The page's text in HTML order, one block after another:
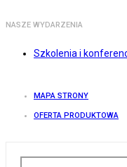
NASZE WYDARZENIA
Szkolenia i
MAPA STRONY
OFERTA PRODUKTOWA